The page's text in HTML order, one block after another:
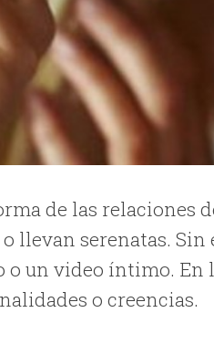
de las relaciones
llevan serenatas. Sin
o un video íntimo.
o creencias.